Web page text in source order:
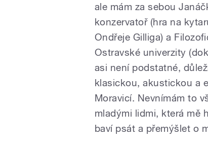
ale mám za sebou
konzervatoř (hra na
Ondřeje Gilliga) a
Ostravské univerzity
asi není podstatné,
klasickou, akustickou a
Moravicí. Nevnímám to
mladými lidmi, která mě
baví psát a přemýšlet o